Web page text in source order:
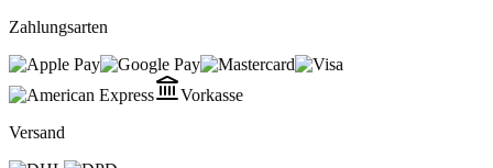
Zahlungsarten
Vorkasse
Versand